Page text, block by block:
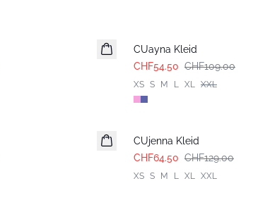
CUayna Kleid
CHF54.50 CHF109.00
XS S M L XL XXL
CUjenna Kleid
CHF64.50 CHF129.00
XS S M L XL XXL